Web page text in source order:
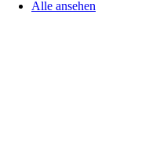
Alle ansehen